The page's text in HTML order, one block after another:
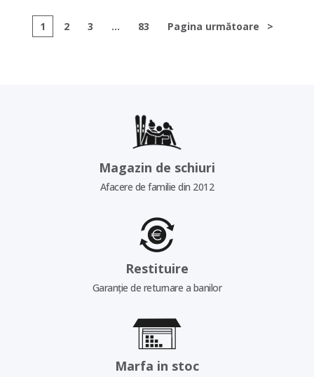
1 2 3 ... 83 Pagina următoare >
Magazin de schiuri
Afacere de familie din 2012
Restituire
Garanție de returnare a banilor
Marfa in stoc